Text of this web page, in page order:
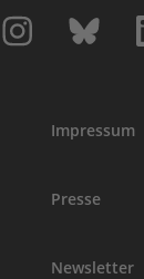
Impressum
Presse
Newsletter